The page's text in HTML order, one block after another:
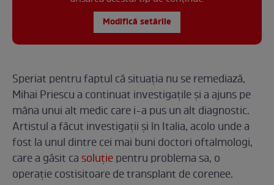
Modifică setările
Speriat pentru faptul că situația nu se remediază,
Mihai Priescu a continuat investigațile și a ajuns pe
mâna unui alt medic care i-a pus un alt diagnostic.
Artistul a făcut investigații și în Italia, acolo unde a
fost la unul dintre cei mai buni doctori oftalmologi,
care a găsit ca soluțiepentru problema sa, o
operație costisitoare de transplant de corenee.